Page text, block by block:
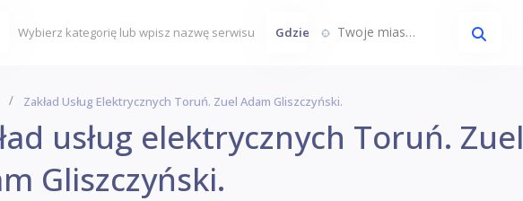
Gdzie Twoje miasto...
Zakład Usług Elektrycznych Toruń. Zuel Adam Gliszczyński.
usług elektrycznych Toruń. Zuel
Gliszczyński.